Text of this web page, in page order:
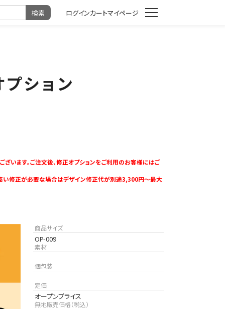
カートマイページ
ション
います。ご注文後、修正オプションをご利用のお客様にはご
高い修正が必要な場合はデザイン修正代が別途3,300円～最大
商品サイズ
OP-009
素材
個包装
定価
オープンプライス
無地販売価格（税込）